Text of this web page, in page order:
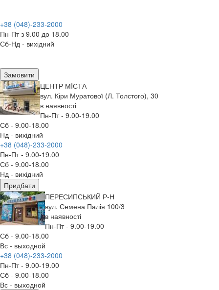
+38 (048)-233-2000
Пн-Пт з 9.00 до 18.00
Сб-Нд - вихідний
Замовити
ЦЕНТР МIСТА
вул. Кіри Муратової (Л. Толстого), 30
в наявності
Пн-Пт - 9.00-19.00
Сб - 9.00-18.00
Нд - вихідний
+38 (048)-233-2000
Пн-Пт - 9.00-19.00
Сб - 9.00-18.00
Нд - вихідний
Придбати
ПЕРЕСИПСЬКИЙ Р-Н
вул. Семена Палія 100/3
в наявності
Пн-Пт - 9.00-19.00
Сб - 9.00-18.00
Вс - выходной
+38 (048)-233-2000
Пн-Пт - 9.00-19.00
Сб - 9.00-18.00
Вс - выходной